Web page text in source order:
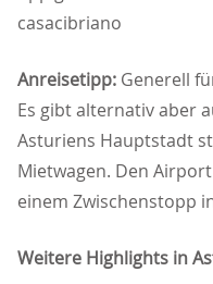
casacibriano
Anreisetipp: Generell
Es gibt alternativ aber
Asturiens Hauptstadt
Mietwagen. Den
einem Zwischenstopp
Weitere Highlights in